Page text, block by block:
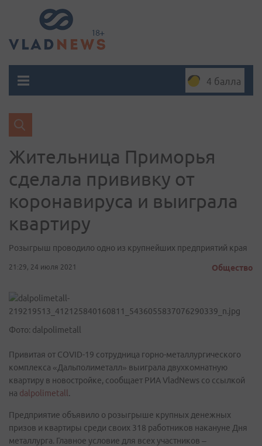
4 балла
Жительница Приморья
сделала прививку от
коронавируса и выиграла
квартиру
Розыгрыш проводило одно из крупнейших предприятий края
21:29, 24 июля 2021 Общество
Фото: dalpolimetall
Привитая от COVID-19 сотрудница горно-металлургического
комплекса «Дальполиметалл» выиграла двухкомнатную
квартиру в новостройке, сообщает РИА VladNews со ссылкой
на dalpolimetall .
Предприятие объявило о розыгрыше крупных денежных
призов и квартиры среди своих 318 работников накануне Дня
металлурга. Главное условие для всех участников –